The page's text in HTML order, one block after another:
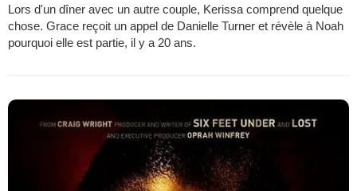
Lors d'un dîner avec un autre couple, Kerissa comprend quelque
chose. Grace reçoit un appel de Danielle Turner et révèle à Noah
pourquoi elle est partie, il y a 20 ans.